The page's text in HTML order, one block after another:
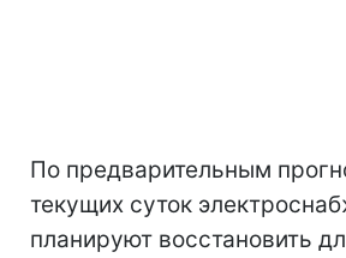
По предварительным
текущих суток
планируют восстановить